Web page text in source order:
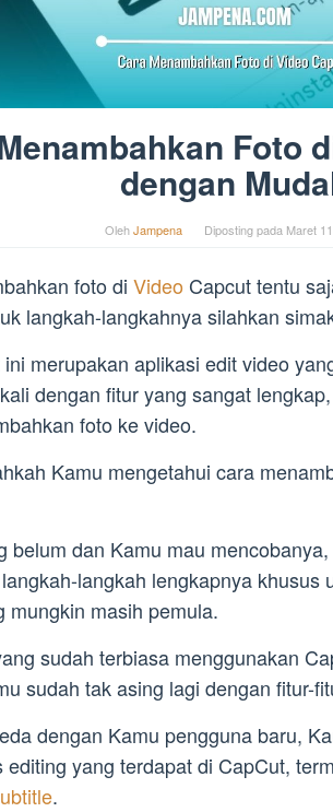
Foto
dengan
OlehJampena Diposting pada Maret
foto di Video Capcut tentu
langkah-langkahnya silahkan
merupakan aplikasi edit video
dengan fitur yang sangat
foto ke video.
Kamu mengetahui cara
belum dan Kamu mau
langkah lengkapnya khusus
mungkin masih pemula.
sudah terbiasa menggunakan
sudah tak asing lagi dengan fitur-
dengan Kamu pengguna baru,
editing yang terdapat di CapCut,
.